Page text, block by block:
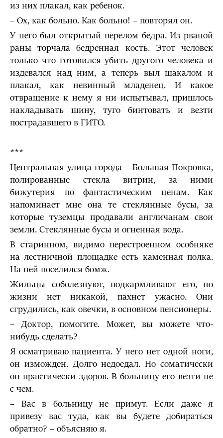
из них плакал, как ребенок.
– Ох, как больно. Как больно! – повторял он.
У него был открытый перелом бедра. Из рваной
раны торчала бедренная кость. Этот человек
только что готовился убить другого человека и
издевался над ним, а теперь выл шакалом и
плакал, как невинный младенец. И какое
отвращение к нему я ни испытывал, пришлось
накладывать шину, туго бинтовать и везти
пострадавшего в ГИТО.
***
Центральная улица города – Большая Покровка,
полированные стекла витрин, за ними
бижутерия по фантастическим ценам. Как
напоминает мне она те стеклянные бусы, за
которые туземцы продавали англичанам свои
земли. Стеклянные бусы и огненная вода.
В старинном, видимо перестроенном особняке
на лестничной площадке есть каменная полка.
На ней поселился бомж.
Жильцы соболезнуют, подкармливают его, но
жизни нет никакой, пахнет ужасно. Они
сгрудились, как овечки, в основном пенсионеры.
– Доктор, помогите. Может, вы можете что-
нибудь сделать?
Я осматриваю пациента. У него нет одной ноги,
он изможден. Долго недоедал. Но соматически
он практически здоров. В больницу его везти не
с чем.
– Вас в больницу не примут. Если даже я
привезу вас туда, как вы будете добираться
обратно? – объясняю я.